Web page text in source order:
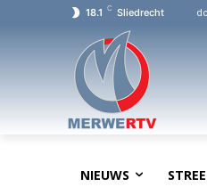
18.1 C Sliedrecht
NIEUWS